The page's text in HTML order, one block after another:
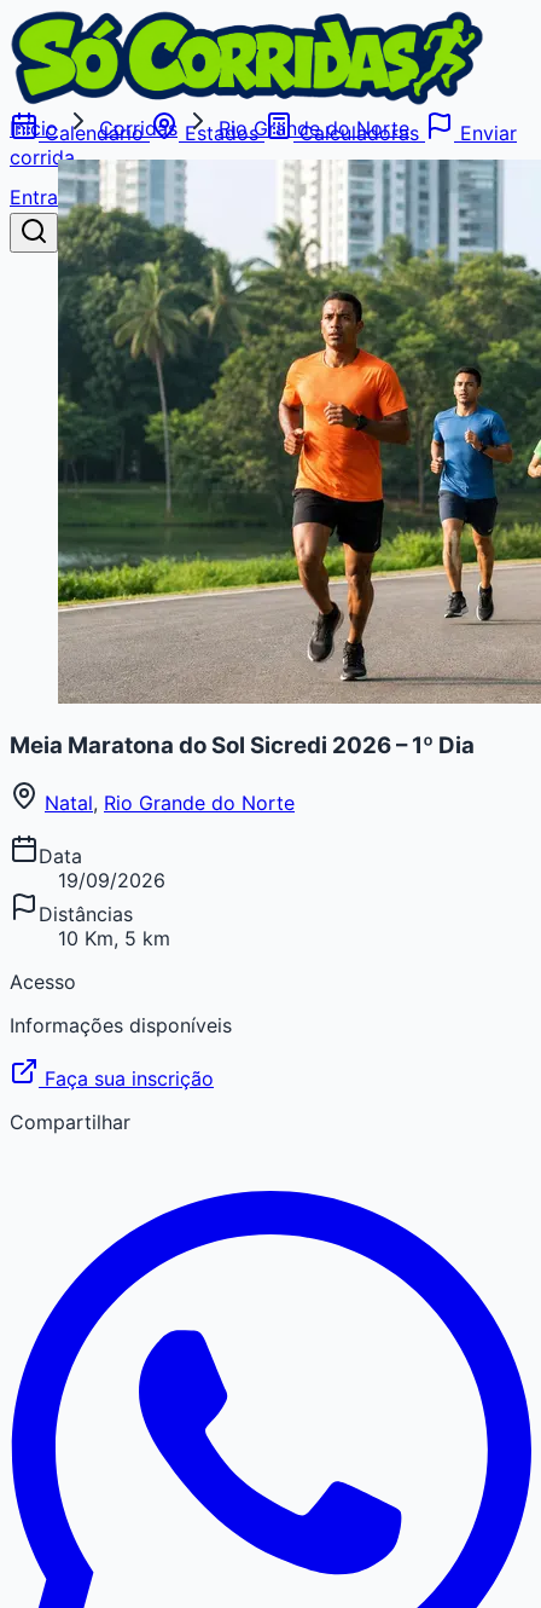
Calendário Estados Calculadoras
Enviar
corrida
Entrar
Buscar
Início Corridas Rio Grande do Norte
Meia Maratona do Sol Sicredi 2026 – 1º Dia
Natal, Rio Grande do Norte
Data
19/09/2026
Distâncias
10 Km, 5 km
Acesso
Informações disponíveis
Faça sua inscrição
Compartilhar